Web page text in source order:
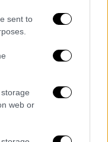
sent to
web or
επέβαιναν 27
οποίων
αλιευτικό
δεν έχει
ο ακριβής